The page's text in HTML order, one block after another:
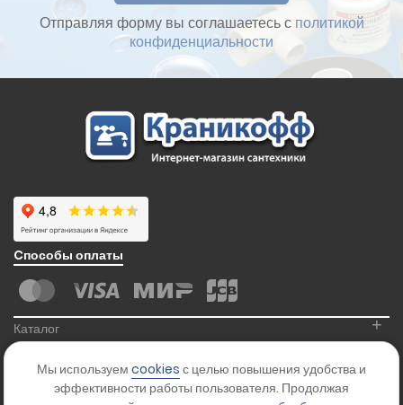
Отправляя форму вы соглашаетесь с политикой
конфиденциальности
Cпособы оплаты
Каталог +
Контакты
Мы используем cookies с целью повышения удобства и
эффективности работы пользователя. Продолжая